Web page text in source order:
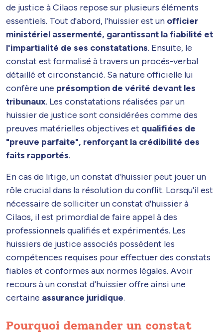
de justice à Cilaos repose sur plusieurs éléments
essentiels. Tout d'abord, l'huissier est un officier
ministériel assermenté, garantissant la fiabilité et
l'impartialité de ses constatations. Ensuite, le
constat est formalisé à travers un procés-verbal
détaillé et circonstancié. Sa nature officielle lui
confère une présomption de vérité devant les
tribunaux. Les constatations réalisées par un
huissier de justice sont considérées comme des
preuves matérielles objectives et qualifiées de
"preuve parfaite", renforçant la crédibilité des
faits rapportés.
En cas de litige, un constat d'huissier peut jouer un
rôle crucial dans la résolution du conflit. Lorsqu'il est
nécessaire de solliciter un constat d'huissier à
Cilaos, il est primordial de faire appel à des
professionnels qualifiés et expérimentés. Les
huissiers de justice associés possèdent les
compétences requises pour effectuer des constats
fiables et conformes aux normes légales. Avoir
recours à un constat d'huissier offre ainsi une
certaine assurance juridique.
Pourquoi demander un constat